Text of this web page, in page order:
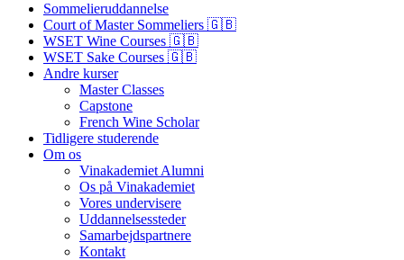
Sommelieruddannelse
Court of Master Sommeliers 🇬🇧
WSET Wine Courses 🇬🇧
WSET Sake Courses 🇬🇧
Andre kurser
Master Classes
Capstone
French Wine Scholar
Tidligere studerende
Om os
Vinakademiet Alumni
Os på Vinakademiet
Vores undervisere
Uddannelsessteder
Samarbejdspartnere
Kontakt